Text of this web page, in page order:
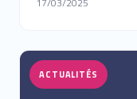
ACTUALITÉS